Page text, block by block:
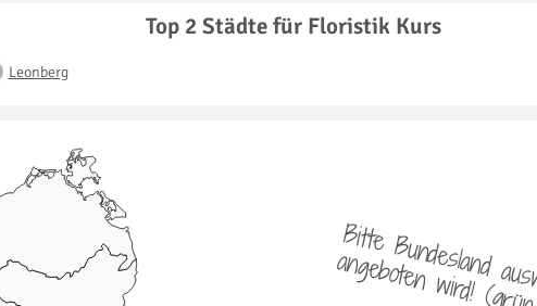
Top 2 Städte für Floristik Kurs
Leonberg